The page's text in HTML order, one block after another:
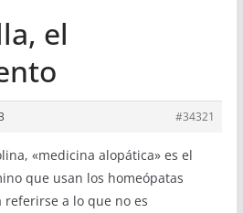
el
#34321
«medicina alopática» es el
que usan los homeópatas
referirse a lo que no es